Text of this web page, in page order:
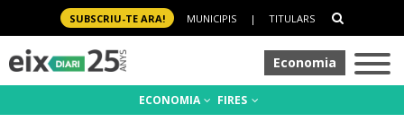
SUBSCRIU-TE ARA! MUNICIPIS | TITULARS
Economia
ECONOMIA FIRES